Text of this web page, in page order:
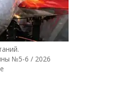
№5-6 / 2026